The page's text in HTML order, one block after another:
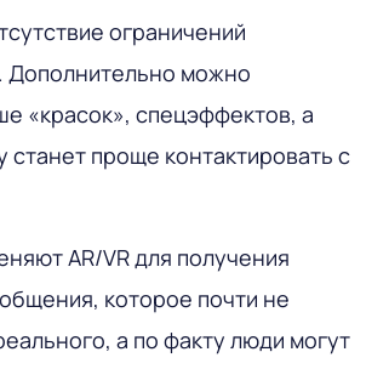
ограничений
Дополнительно можно
«красок», спецэффектов, а
станет проще контактировать с
AR/VR для получения
которое почти не
а по факту люди могут